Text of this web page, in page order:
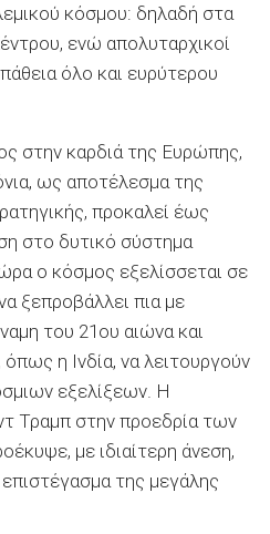
κόσμου: δηλαδή στα
ενώ απολυταρχικοί
όλο και ευρύτερου
στην καρδιά της Ευρώπης,
ως αποτέλεσμα της
προκαλεί έως
στο δυτικό σύστημα
ο κόσμος εξελίσσεται σε
ξεπροβάλλει πια με
του 21ου αιώνα και
η Ινδία, να λειτουργούν
εξελίξεων. Η
Τραμπ στην προεδρία των
με ιδιαίτερη άνεση,
της μεγάλης